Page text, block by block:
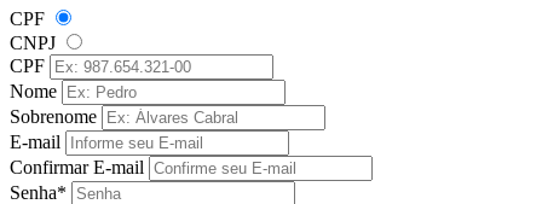
CPF
CNPJ
CPF
Nome
Sobrenome
E-mail
Confirmar E-mail
Senha*